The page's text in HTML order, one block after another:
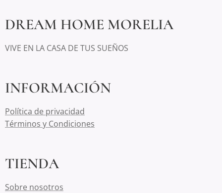
DREAM HOME MORELIA
VIVE EN LA CASA DE TUS SUEÑOS
INFORMACIÓN
Política de privacidad
Términos y Condiciones
TIENDA
Sobre nosotros